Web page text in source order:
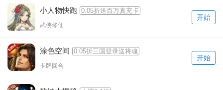
小人物快跑 0.05折送百万真充卡
武侠修仙
开始
涂色空间 0.05折三国登录送将魂
卡牌回合
开始